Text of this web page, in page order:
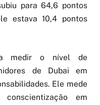
para 64,6 pontos
estava 10,4 pontos
medir o nível de
de Dubai em
Ele mede
conscientização em